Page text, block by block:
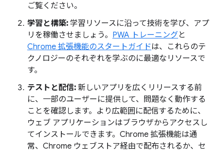
ご覧ください。
学習と構築: 学習リソースに沿って技術を学び、アプ
リを稼働させましょう。 PWA トレーニングと
Chrome 拡張機能のスタートガイドは、これらのテ
クノロジーのそれぞれを学ぶのに最適なリソースで
す。
テストと配信: 新しいアプリを広くリリースする前
に、一部のユーザーに提供して、問題なく動作する
ことを確認します。より広範囲に配信するために、
ウェブ アプリケーションはブラウザからアクセスし
てインストールできます。Chrome 拡張機能は通
常、Chrome ウェブストア経由で配布されるか、セ